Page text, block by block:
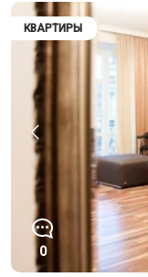
КВАРТИРЫ
0